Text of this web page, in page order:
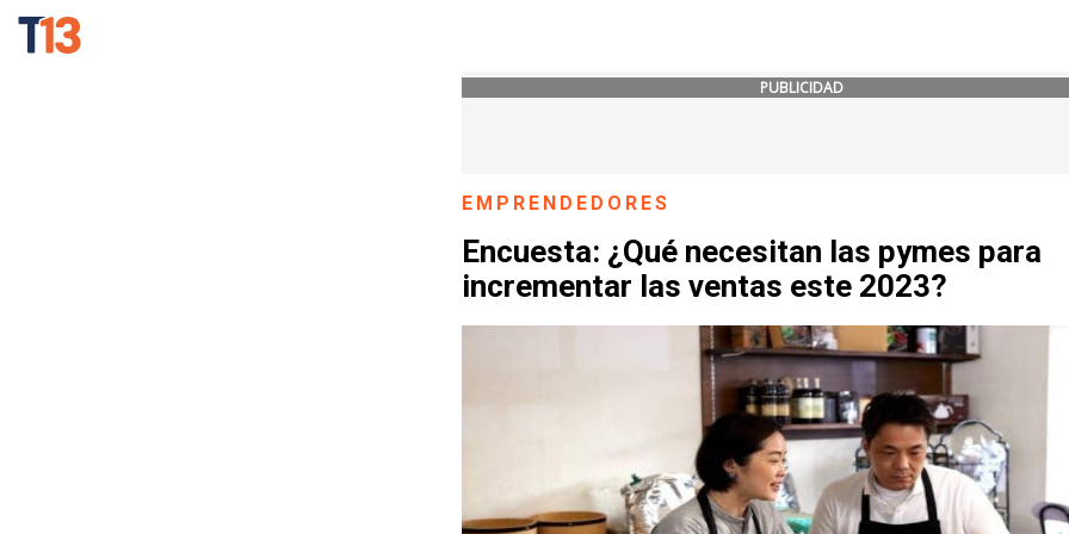
PUBLICIDAD
EMPRENDEDORES
Encuesta: ¿Qué necesitan las pymes para
incrementar las ventas este 2023?